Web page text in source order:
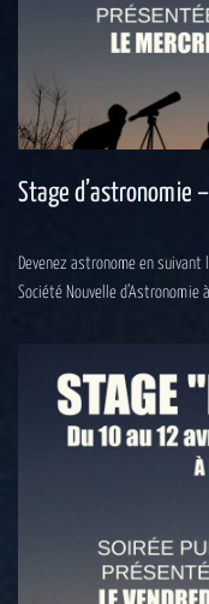
Stage d’astronomie
Devenez astronome en
Société Nouvelle d’Astronomie